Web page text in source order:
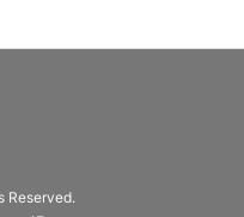
Reserved.